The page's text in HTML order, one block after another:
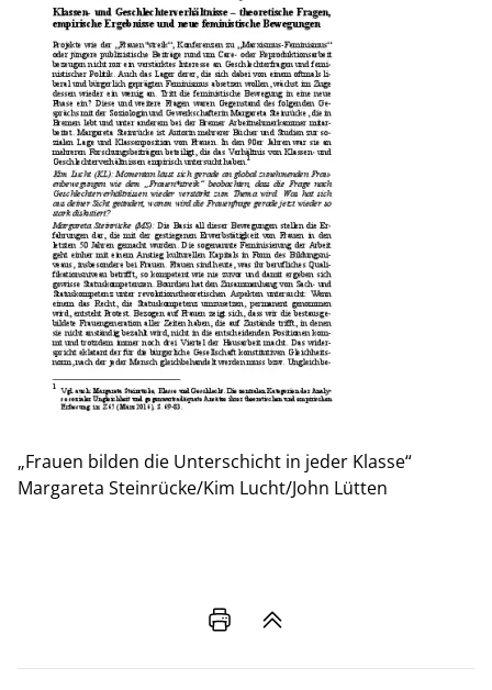
„Frauen bilden die Unterschicht in jeder Klasse“
Margareta Steinrücke/Kim Lucht/John Lütten